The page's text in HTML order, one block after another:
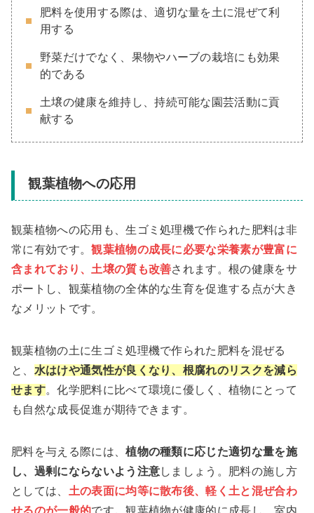
肥料を使用する際は、適切な量を土に混ぜて利
用する
野菜だけでなく、果物やハーブの栽培にも効果
的である
土壌の健康を維持し、持続可能な園芸活動に貢
献する
観葉植物への応用
観葉植物への応用も、生ゴミ処理機で作られた肥料は非
常に有効です。観葉植物の成長に必要な栄養素が豊富に
含まれており、土壌の質も改善されます。根の健康をサ
ポートし、観葉植物の全体的な生育を促進する点が大き
なメリットです。
観葉植物の土に生ゴミ処理機で作られた肥料を混ぜる
と、 水はけや通気性が良くなり、根腐れのリスクを減ら
せます。化学肥料に比べて環境に優しく、植物にとって
も自然な成長促進が期待できます。
肥料を与える際には、植物の種類に応じた適切な量を施
し、過剰にならないよう注意しましょう。肥料の施し方
としては、 土の表面に均等に散布後、軽く土と混ぜ合わ
せるのが一般的です。観葉植物が健康的に成長し、室内